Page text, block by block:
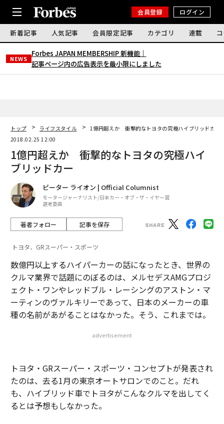
会員登録 ログイン
新着記事 人気記事 会員限定記事 カテゴリ 連載
NEWS
Forbes JAPAN MEMBERSHIP 新機能｜
記事ページ内の広告表示を最小限にしました
トップ ライフスタイル
1億円超えか 衝撃的なトヨタの究極ハイブリッドカー
2018.02.25 12:00
1億円超えか 衝撃的なトヨタの究極ハイ
ブリッドカー
ピーター ライオン | Official Columnist
モータージャーナリスト/日本カー・オブ・ザ・イヤー賞
選考委員
著者フォロー 記事を保存
トヨタ、GRスーパー・スポーツ
数億円以上するハイパーカーの話になったとき、世界の
クルマ業界で話題にのぼるのは、メルセデスAMGプロジ
ェクト・ワンやレッドブル・レーシングのアストン・マ
ーティンのヴァルキリーであって、日本のメーカーの車
種の名前があがることはなかった。そう、これまでは。
advertisement
トヨタ・GRスーパー・スポーツ・コンセプトが発表され
たのは、去る1月の東京オートサロンでのこと。だれ
も、ハイブリッド車でトヨタがこんなクルマを出してく
るとは予想もしなかった。